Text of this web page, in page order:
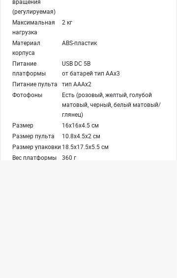
(регулируемая)
Максимальная
нагрузка
2 кг
Материал
корпуса
ABS-пластик
Питание
платформы
USB DC 5В
от батарей тип ААх3
Питание пульта
тип АAАх2
Фотофоны
Есть (розовый, желтый, голубой
матовый, черный, белый матовый/
глянец)
Размер
16х16х4.5 см
Размер пульта
10.8х4.5х2 см
Размер упаковки 18.5х17.5х5.5 см
Вес платформы
360 г